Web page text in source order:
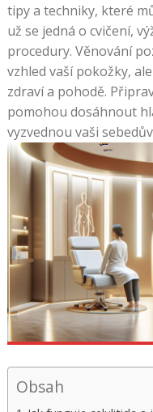
tipy a techniky, které
už se jedná o cvičení,
procedury. Věnování
vzhled vaší pokožky,
zdraví a pohodě.
pomohou dosáhnout
vyzvednou vaši
Obsah